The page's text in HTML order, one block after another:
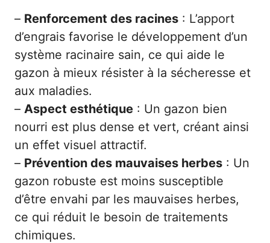
– Renforcement des racines : L’apport
d’engrais favorise le développement d’un
système racinaire sain, ce qui aide le
gazon à mieux résister à la sécheresse et
aux maladies.
– Aspect esthétique : Un gazon bien
nourri est plus dense et vert, créant ainsi
un effet visuel attractif.
– Prévention des mauvaises herbes : Un
gazon robuste est moins susceptible
d’être envahi par les mauvaises herbes,
ce qui réduit le besoin de traitements
chimiques.